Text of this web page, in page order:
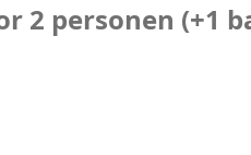
2 personen (+1